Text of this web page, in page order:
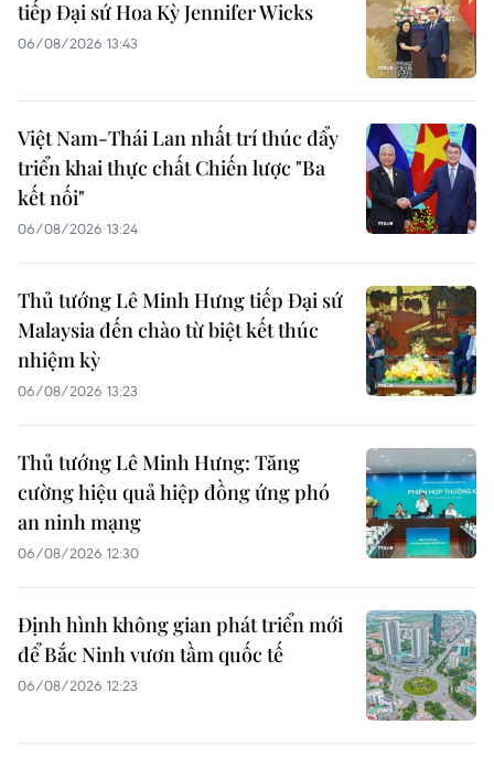
tiếp Đại sứ Hoa Kỳ Jennifer Wicks
06/08/2026 13:43
Việt Nam-Thái Lan nhất trí thúc đẩy
triển khai thực chất Chiến lược "Ba
kết nối"
06/08/2026 13:24
Thủ tướng Lê Minh Hưng tiếp Đại sứ
Malaysia đến chào từ biệt kết thúc
nhiệm kỳ
06/08/2026 13:23
Thủ tướng Lê Minh Hưng: Tăng
cường hiệu quả hiệp đồng ứng phó
an ninh mạng
06/08/2026 12:30
Định hình không gian phát triển mới
để Bắc Ninh vươn tầm quốc tế
06/08/2026 12:23